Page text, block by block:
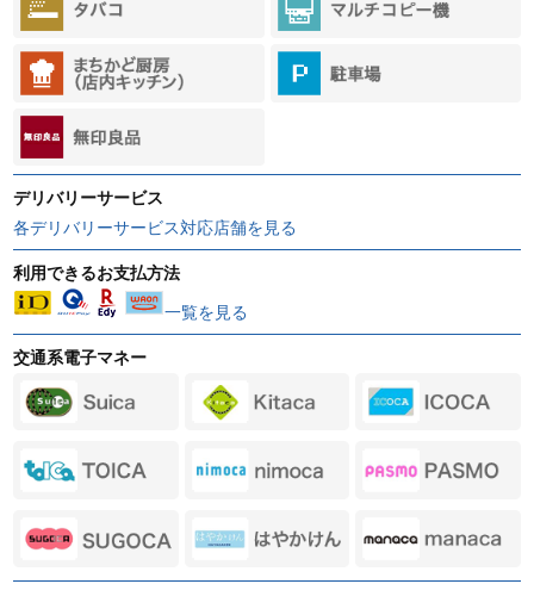
デリバリーサービス
各デリバリーサービス対応店舗を見る
利用できるお支払方法
一覧を見る
交通系電子マネー